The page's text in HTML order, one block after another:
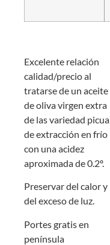
Excelente relación
calidad/precio al
tratarse de un aceite
de oliva virgen extra
de las variedad
de extracción en frío
con una acidez
aproximada de 0.2º.
Preservar del calor y
del exceso de luz.
Portes gratis en
península